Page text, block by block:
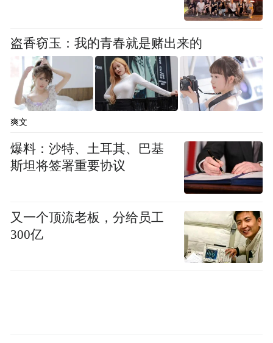
盗香窃玉：我的青春就是赌出来的
爽文
爆料：沙特、土耳其、巴基
斯坦将签署重要协议
又一个顶流老板，分给员工
300亿